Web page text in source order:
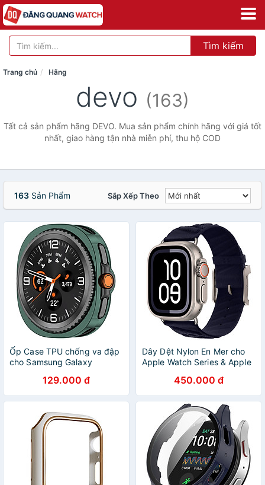
Tìm kiếm
Trang chủ Hãng
devo (163)
Tất cả sản phẩm hãng DEVO. Mua sản phẩm chính hãng với giá tốt
nhất, giao hàng tận nhà miễn phí, thu hộ COD
163 Sản Phẩm Sắp Xếp Theo
Ốp Case TPU chống va đập
cho Samsung Galaxy
Hàng Chính Hãng
129.000 đ
Dây Dệt Nylon En Mer cho
Apple Watch Series & Apple
40/41/42mm &
44/45/46/49mm - Hàng
Chính Hãng
450.000 đ